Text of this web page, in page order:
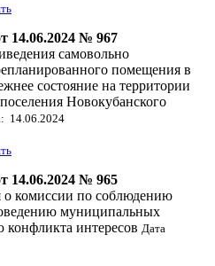
14.06.2024 № 967
самовольно
помещения в
состояние на территории
Новокубанского
14.06.2024
14.06.2024 № 965
комиссии по соблюдению
муниципальных
интересов Дата